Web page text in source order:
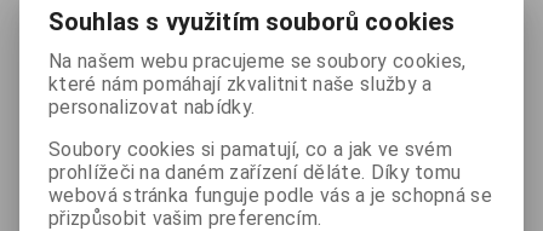
55 Kč (bez DPH:45 Kč )


balení Koupit
Přidat do oblíbených Tisk
Souhlas s využitím souborů cookies
Na našem webu pracujeme se soubory cookies,
které nám pomáhají zkvalitnit naše služby a
personalizovat nabídky.
Soubory cookies si pamatují, co a jak ve svém
prohlížeči na daném zařízení děláte. Díky tomu
webová stránka funguje podle vás a je schopná se
přizpůsobit vašim preferencím.